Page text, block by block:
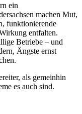
ein
machen Mut,
funktionierende
entfalten.
Betriebe – und
Ängste ernst
als gemeinhin
es auch sind.